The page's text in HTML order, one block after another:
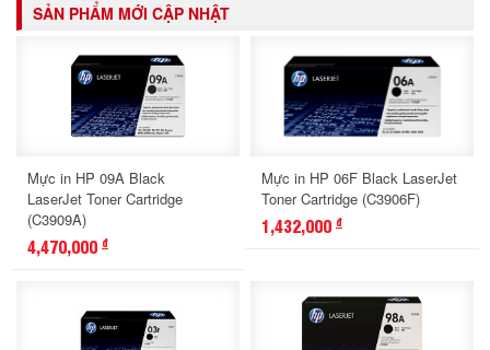
SẢN PHẨM MỚI CẬP NHẬT
Mực in HP 09A Black
LaserJet Toner Cartridge
(C3909A)
4,470,000 đ
Mực in HP 06F Black LaserJet
Toner Cartridge (C3906F)
1,432,000 đ